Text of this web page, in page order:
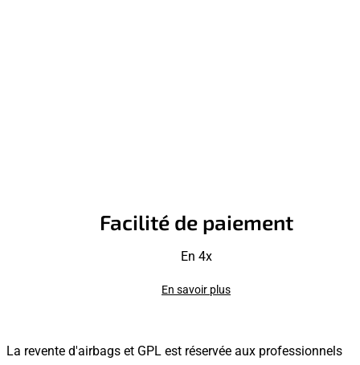
Facilité de paiement
En 4x
En savoir plus
La revente d'airbags et GPL est réservée aux professionnels